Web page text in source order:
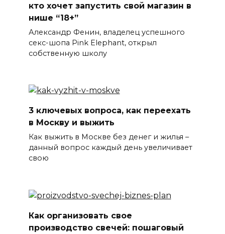
кто хочет запустить свой магазин в
нише “18+”
Александр Фенин, владелец успешного
секс-шопа Pink Elephant, открыл
собственную школу
3 ключевых вопроса, как переехать
в Москву и выжить
Как выжить в Москве без денег и жилья –
данный вопрос каждый день увеличивает
свою
Как организовать свое
производство свечей: пошаговый